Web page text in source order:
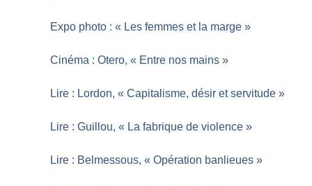
Expo photo : « Les femmes et la marge »
Cinéma : Otero, « Entre nos mains »
Lire : Lordon, « Capitalisme, désir et servitude »
Lire : Guillou, « La fabrique de violence »
Lire : Belmessous, « Opération banlieues »